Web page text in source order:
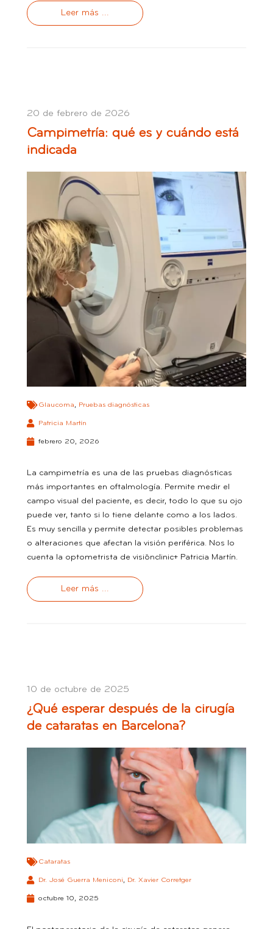
Leer más ...
20 de febrero de 2026
Campimetría: qué es y cuándo está
indicada
Glaucoma, Pruebas diagnósticas
Patricia Martín
febrero 20, 2026
La campimetría es una de las pruebas diagnósticas
más importantes en oftalmología. Permite medir el
campo visual del paciente, es decir, todo lo que su ojo
puede ver, tanto si lo tiene delante como a los lados.
Es muy sencilla y permite detectar posibles problemas
o alteraciones que afectan la visión periférica. Nos lo
cuenta la optometrista de visiõnclinic+ Patricia Martín.
Leer más ...
10 de octubre de 2025
¿Qué esperar después de la cirugía
de cataratas en Barcelona?
Cataratas
Dr. José Guerra Meniconi, Dr. Xavier Corretger
octubre 10, 2025